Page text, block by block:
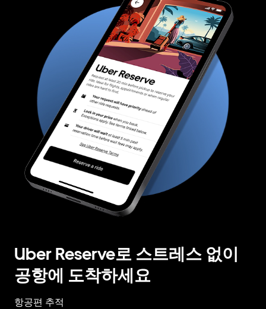
Uber Reserve로 스트레스 없이
공항에 도착하세요
항공편 추적